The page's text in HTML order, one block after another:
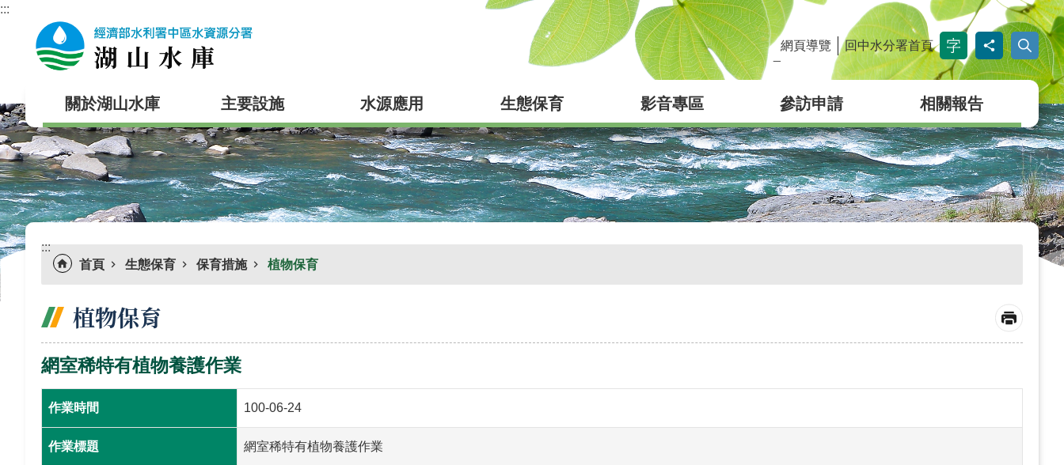
跳到主要內容區塊
:::
網頁導覽 回中水分署首頁
關於湖山水庫 主要設施 水源應用 生態保育 影音專區 參訪申請 相關報告
:::
首頁
生態保育 保育措施 植物保育
植物保育
網室稀特有植物養護作業
作業時間 100-06-24
作業標題 網室稀特有植物養護作業